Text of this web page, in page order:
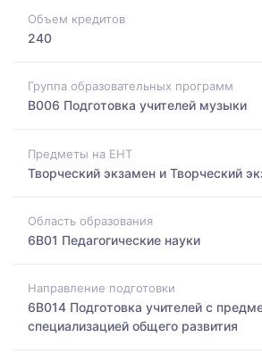
Объем кредитов
240
Группа образовательных программ
B006 Подготовка учителей музыки
Предметы на ЕНТ
Творческий экзамен и Творческий
Область образования
6B01 Педагогические науки
Направление подготовки
6B014 Подготовка учителей с
специализацией общего развития